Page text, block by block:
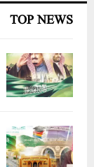
TOP NEWS